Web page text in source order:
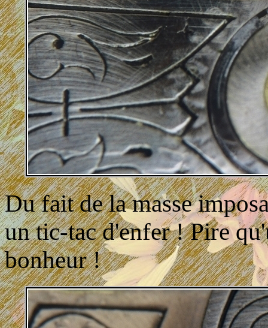
Du fait de la masse
un tic-tac d'enfer ! Pire
bonheur !